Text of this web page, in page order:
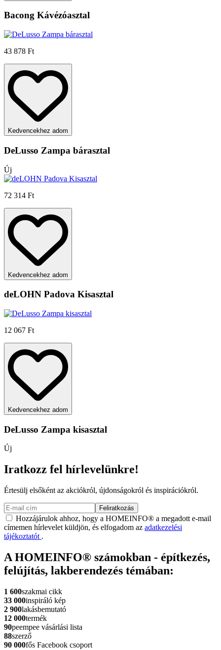
Bacong Kávézóasztal
43 878 Ft
Kedvencekhez adom
DeLusso Zampa bárasztal
Új
72 314 Ft
Kedvencekhez adom
deLOHN Padova Kisasztal
12 067 Ft
Kedvencekhez adom
DeLusso Zampa kisasztal
Új
Iratkozz fel hírlevelünkre!
Értesülj elsőként az akciókról, újdonságokról és inspirációkról.
Feliratkozás
Hozzájárulok ahhoz, hogy a HOMEINFO® a megadott e-mail
címemen hírlevelet küldjön, és elfogadom az adatkezelési
tájékoztatót .
A HOMEINFO® számokban - építkezés,
felújítás, lakberendezés témában:
1 600szakmai cikk
33 000inspiráló kép
2 900lakásbemutató
12 000termék
90peempee vásárlási lista
88szerző
90 000fős Facebook csoport